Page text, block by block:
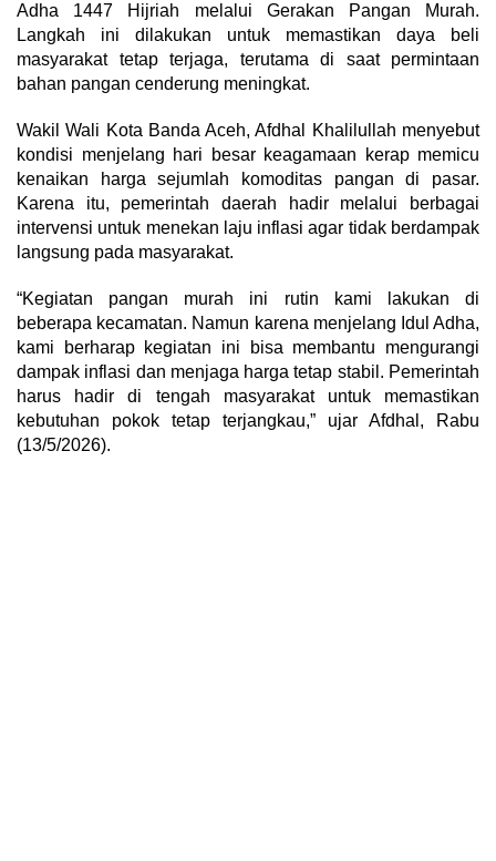
Adha 1447 Hijriah melalui Gerakan Pangan Murah.
Langkah ini dilakukan untuk memastikan daya beli
masyarakat tetap terjaga, terutama di saat permintaan
bahan pangan cenderung meningkat.
Wakil Wali Kota Banda Aceh, Afdhal Khalilullah menyebut
kondisi menjelang hari besar keagamaan kerap memicu
kenaikan harga sejumlah komoditas pangan di pasar.
Karena itu, pemerintah daerah hadir melalui berbagai
intervensi untuk menekan laju inflasi agar tidak berdampak
langsung pada masyarakat.
“Kegiatan pangan murah ini rutin kami lakukan di
beberapa kecamatan. Namun karena menjelang Idul Adha,
kami berharap kegiatan ini bisa membantu mengurangi
dampak inflasi dan menjaga harga tetap stabil. Pemerintah
harus hadir di tengah masyarakat untuk memastikan
kebutuhan pokok tetap terjangkau,” ujar Afdhal, Rabu
(13/5/2026).